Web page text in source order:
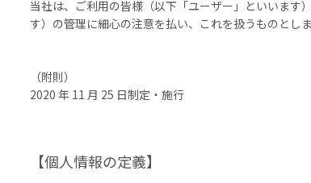
当社は、ご利用の皆様（以下「ユーザー」といいます
す）の管理に細心の注意を払い、これを扱うものとしま
（附則）
2020 年 11 月 25 日制定・施行
【個人情報の定義】